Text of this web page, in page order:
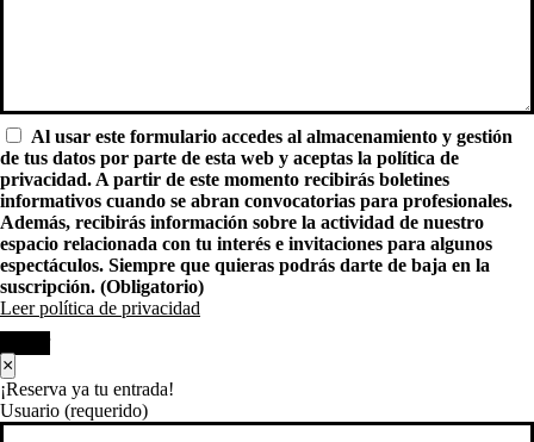
Al usar este formulario accedes al almacenamiento y gestión
de tus datos por parte de esta web y aceptas la política de
privacidad. A partir de este momento recibirás boletines
informativos cuando se abran convocatorias para profesionales.
Además, recibirás información sobre la actividad de nuestro
espacio relacionada con tu interés e invitaciones para algunos
espectáculos. Siempre que quieras podrás darte de baja en la
suscripción. (Obligatorio)
Leer política de privacidad
×
¡Reserva ya tu entrada!
Usuario (requerido)